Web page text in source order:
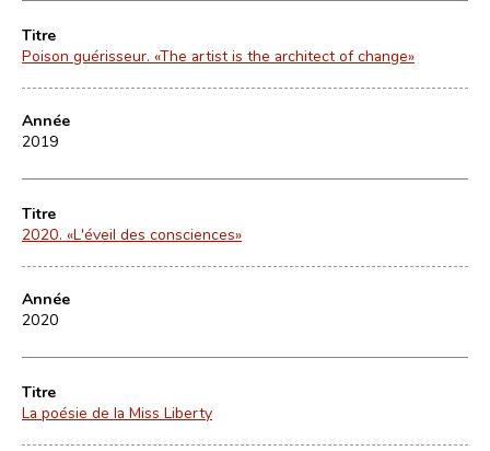
Titre
Poison guérisseur. «The artist is the architect of change»
Année
2019
Titre
2020. «L'éveil des consciences»
Année
2020
Titre
La poésie de la Miss Liberty